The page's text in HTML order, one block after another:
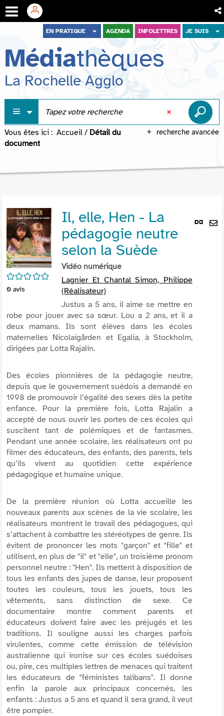
menu
contenu
recherche
EN PRATIQUE AGENDA INFOLETTRES JE SUIS
Médiathèques
La Rochelle Agglo
recherche avancée
Vous êtes ici : Accueil / Détail du
document
Lien
/5
0 avis
Il, elle, Hen - La
pédagogie neutre
selon la Suède
Vidéo numérique
Lagnier Et Chantal Simon, Philippe
(Réalisateur)
Justus a 5 ans, il aime se mettre en
robe pour jouer avec sa sœur. Lou a 2 ans, et il a
deux mamans. Ils sont élèves dans les écoles
maternelles Nicolaigården et Egalia, à Stockholm,
dirigées par Lotta Rajalin.
Des écoles pionnières de la pédagogie neutre,
depuis que le gouvernement suédois a demandé en
1998 de promouvoir l’égalité des sexes dès la petite
enfance. Pour la première fois, Lotta Rajalin a
accepté de nous ouvrir les portes de ces écoles qui
suscitent tant de polémiques et de fantasmes.
Pendant une année scolaire, les réalisateurs ont pu
filmer des éducateurs, des enfants, des parents, tels
qu’ils vivent au quotidien cette expérience
pédagogique et humaine unique.
De la première réunion où Lotta accueille les
nouveaux parents aux scènes de la vie scolaire, les
réalisateurs montrent le travail des pédagogues, qui
s’attachent à combattre les stéréotypes de genre. Ils
évitent de prononcer les mots "garçon" et "fille" et
utilisent, en plus de "il" et "elle", un troisième pronom
personnel neutre : "Hen". Ils mettent à disposition de
tous les enfants des jupes de danse, leur proposent
toutes les couleurs, tous les jouets, tous les
vêtements, sans distinction de sexe. Ce
documentaire montre comment parents et
éducateurs doivent faire avec les préjugés et les
traditions. Il souligne aussi les charges parfois
virulentes, comme cette émission de télévision
australienne qui ironise sur ces écoles suédoises
ou, pire, ces multiples lettres de menaces qui traitent
les éducateurs de "féministes talibans". Il donne
enfin la parole aux principaux concernés, les
enfants : Justus a 5 ans et quand il sera grand, il veut
être pompier.